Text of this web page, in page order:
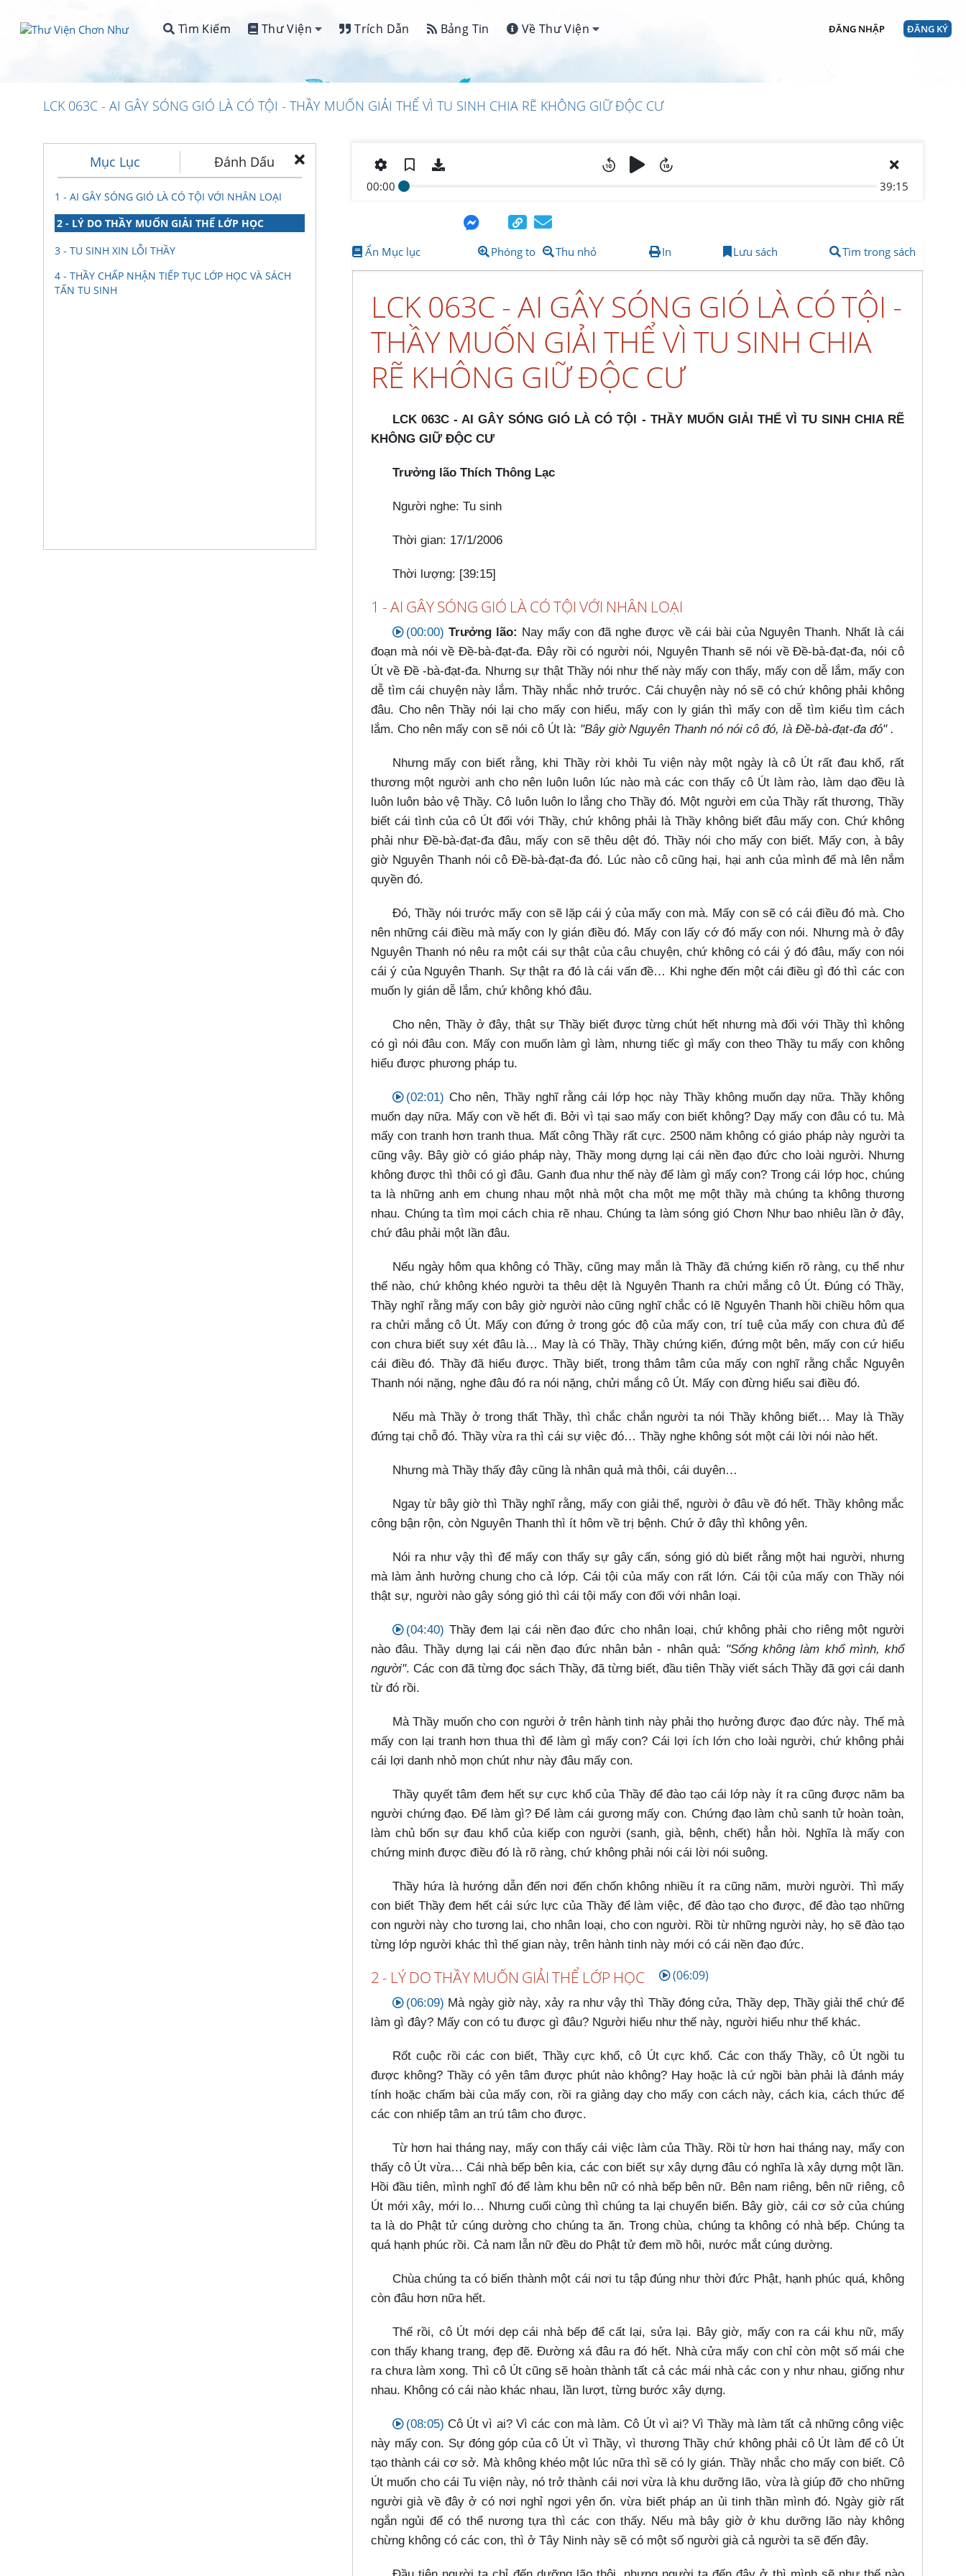
Tìm Kiếm Thư Viện Trích Dẫn Bảng Tin Về Thư Viện ĐĂNG NHẬP ĐĂNG KÝ
LCK 063C - AI GÂY SÓNG GIÓ LÀ CÓ TỘI - THẦY MUỐN GIẢI THỂ VÌ TU SINH CHIA RẼ KHÔNG GIỮ ĐỘC CƯ
Mục Lục Đánh Dấu
1 - AI GÂY SÓNG GIÓ LÀ CÓ TỘI VỚI NHÂN LOẠI
2 - LÝ DO THẦY MUỐN GIẢI THỂ LỚP HỌC
3 - TU SINH XIN LỖI THẦY
4 - THẦY CHẤP NHẬN TIẾP TỤC LỚP HỌC VÀ SÁCH
TẤN TU SINH
00:00 39:15
Ẩn Mục lục Phóng to Thu nhỏ In Lưu sách Tìm trong sách
LCK 063C - AI GÂY SÓNG GIÓ LÀ CÓ TỘI -
THẦY MUỐN GIẢI THỂ VÌ TU SINH CHIA
RẼ KHÔNG GIỮ ĐỘC CƯ
LCK 063C - AI GÂY SÓNG GIÓ LÀ CÓ TỘI - THẦY MUỐN GIẢI THỂ VÌ TU SINH CHIA RẼ
KHÔNG GIỮ ĐỘC CƯ
Trưởng lão Thích Thông Lạc
Người nghe: Tu sinh
Thời gian: 17/1/2006
Thời lượng: [39:15]
1 - AI GÂY SÓNG GIÓ LÀ CÓ TỘI VỚI NHÂN LOẠI
(00:00) Trưởng lão: Nay mấy con đã nghe được về cái bài của Nguyên Thanh. Nhất là cái
đoạn mà nói về Đề-bà-đạt-đa. Đây rồi có người nói, Nguyên Thanh sẽ nói về Đề-bà-đạt-đa, nói cô
Út về Đề -bà-đạt-đa. Nhưng sự thật Thầy nói như thế này mấy con thấy, mấy con dễ lắm, mấy con
dễ tìm cái chuyện này lắm. Thầy nhắc nhở trước. Cái chuyện này nó sẽ có chứ không phải không
đâu. Cho nên Thầy nói lại cho mấy con hiểu, mấy con ly gián thì mấy con dễ tìm kiểu tìm cách
lắm. Cho nên mấy con sẽ nói cô Út là: "Bây giờ Nguyên Thanh nó nói cô đó, là Đề-bà-đạt-đa đó" .
Nhưng mấy con biết rằng, khi Thầy rời khỏi Tu viện này một ngày là cô Út rất đau khổ, rất
thương một người anh cho nên luôn luôn lúc nào mà các con thấy cô Út làm rào, làm dạo đều là
luôn luôn bảo vệ Thầy. Cô luôn luôn lo lắng cho Thầy đó. Một người em của Thầy rất thương, Thầy
biết cái tình của cô Út đối với Thầy, chứ không phải là Thầy không biết đâu mấy con. Chứ không
phải như Đề-bà-đạt-đa đâu, mấy con sẽ thêu dệt đó. Thầy nói cho mấy con biết. Mấy con, à bây
giờ Nguyên Thanh nói cô Đề-bà-đạt-đa đó. Lúc nào cô cũng hại, hại anh của mình để mà lên nắm
quyền đó.
Đó, Thầy nói trước mấy con sẽ lặp cái ý của mấy con mà. Mấy con sẽ có cái điều đó mà. Cho
nên những cái điều mà mấy con ly gián điều đó. Mấy con lấy cớ đó mấy con nói. Nhưng mà ở đây
Nguyên Thanh nó nêu ra một cái sự thật của câu chuyện, chứ không có cái ý đó đâu, mấy con nói
cái ý của Nguyên Thanh. Sự thật ra đó là cái vấn đề…​ Khi nghe đến một cái điều gì đó thì các con
muốn ly gián dễ lắm, chứ không khó đâu.
Cho nên, Thầy ở đây, thật sự Thầy biết được từng chút hết nhưng mà đối với Thầy thì không
có gì nói đâu con. Mấy con muốn làm gì làm, nhưng tiếc gì mấy con theo Thầy tu mấy con không
hiểu được phương pháp tu.
(02:01) Cho nên, Thầy nghĩ rằng cái lớp học này Thầy không muốn dạy nữa. Thầy không
muốn dạy nữa. Mấy con về hết đi. Bởi vì tại sao mấy con biết không? Dạy mấy con đâu có tu. Mà
mấy con tranh hơn tranh thua. Mất công Thầy rất cực. 2500 năm không có giáo pháp này người ta
cũng vậy. Bây giờ có giáo pháp này, Thầy mong dựng lại cái nền đạo đức cho loài người. Nhưng
không được thì thôi có gì đâu. Ganh đua như thế này để làm gì mấy con? Trong cái lớp học, chúng
ta là những anh em chung nhau một nhà một cha một mẹ một thầy mà chúng ta không thương
nhau. Chúng ta tìm mọi cách chia rẽ nhau. Chúng ta làm sóng gió Chơn Như bao nhiêu lần ở đây,
chứ đâu phải một lần đâu.
Nếu ngày hôm qua không có Thầy, cũng may mắn là Thầy đã chứng kiến rõ ràng, cụ thể như
thế nào, chứ không khéo người ta thêu dệt là Nguyên Thanh ra chửi mắng cô Út. Đúng có Thầy,
Thầy nghĩ rằng mấy con bây giờ người nào cũng nghĩ chắc có lẽ Nguyên Thanh hồi chiều hôm qua
ra chửi mắng cô Út. Mấy con đứng ở trong góc độ của mấy con, trí tuệ của mấy con chưa đủ để
con chưa biết suy xét đâu là…​ May là có Thầy, Thầy chứng kiến, đứng một bên, mấy con cứ hiểu
cái điều đó. Thầy đã hiểu được. Thầy biết, trong thâm tâm của mấy con nghĩ rằng chắc Nguyên
Thanh nói nặng, nghe đâu đó ra nói nặng, chửi mắng cô Út. Mấy con đừng hiểu sai điều đó.
Nếu mà Thầy ở trong thất Thầy, thì chắc chắn người ta nói Thầy không biết…​ May là Thầy
đứng tại chỗ đó. Thầy vừa ra thì cái sự việc đó…​ Thầy nghe không sót một cái lời nói nào hết.
Nhưng mà Thầy thấy đây cũng là nhân quả mà thôi, cái duyên…​
Ngay từ bây giờ thì Thầy nghĩ rằng, mấy con giải thể, người ở đâu về đó hết. Thầy không mắc
công bận rộn, còn Nguyên Thanh thì ít hôm về trị bệnh. Chứ ở đây thì không yên.
Nói ra như vậy thì để mấy con thấy sự gây cấn, sóng gió dù biết rằng một hai người, nhưng
mà làm ảnh hưởng chung cho cả lớp. Cái tội của mấy con rất lớn. Cái tội của mấy con Thầy nói
thật sự, người nào gây sóng gió thì cái tội mấy con đối với nhân loại.
(04:40) Thầy đem lại cái nền đạo đức cho nhân loại, chứ không phải cho riêng một người
nào đâu. Thầy dựng lại cái nền đạo đức nhân bản - nhân quả: "Sống không làm khổ mình, khổ
người". Các con đã từng đọc sách Thầy, đã từng biết, đầu tiên Thầy viết sách Thầy đã gợi cái danh
từ đó rồi.
Mà Thầy muốn cho con người ở trên hành tinh này phải thọ hưởng được đạo đức này. Thế mà
mấy con lại tranh hơn thua thì để làm gì mấy con? Cái lợi ích lớn cho loài người, chứ không phải
cái lợi danh nhỏ mọn chút như này đâu mấy con.
Thầy quyết tâm đem hết sự cực khổ của Thầy để đào tạo cái lớp này ít ra cũng được năm ba
người chứng đạo. Để làm gì? Để làm cái gương mấy con. Chứng đạo làm chủ sanh tử hoàn toàn,
làm chủ bốn sự đau khổ của kiếp con người (sanh, già, bệnh, chết) hẳn hòi. Nghĩa là mấy con
chứng minh được điều đó là rõ ràng, chứ không phải nói cái lời nói suông.
Thầy hứa là hướng dẫn đến nơi đến chốn không nhiều ít ra cũng năm, mười người. Thì mấy
con biết Thầy đem hết cái sức lực của Thầy để làm việc, để đào tạo cho được, để đào tạo những
con người này cho tương lai, cho nhân loại, cho con người. Rồi từ những người này, họ sẽ đào tạo
từng lớp người khác thì thế gian này, trên hành tinh này mới có cái nền đạo đức.
2 - LÝ DO THẦY MUỐN GIẢI THỂ LỚP HỌC (06:09)
(06:09) Mà ngày giờ này, xảy ra như vậy thì Thầy đóng cửa, Thầy dẹp, Thầy giải thể chứ để
làm gì đây? Mấy con có tu được gì đâu? Người hiểu như thế này, người hiểu như thế khác.
Rốt cuộc rồi các con biết, Thầy cực khổ, cô Út cực khổ. Các con thấy Thầy, cô Út ngồi tu
được không? Thầy có yên tâm được phút nào không? Hay hoặc là cứ ngồi bàn phải là đánh máy
tính hoặc chấm bài của mấy con, rồi ra giảng dạy cho mấy con cách này, cách kia, cách thức để
các con nhiếp tâm an trú tâm cho được.
Từ hơn hai tháng nay, mấy con thấy cái việc làm của Thầy. Rồi từ hơn hai tháng nay, mấy con
thấy cô Út vừa…​ Cái nhà bếp bên kia, các con biết sự xây dựng đâu có nghĩa là xây dựng một lần.
Hồi đầu tiên, mình nghĩ đó để làm khu bên nữ có nhà bếp bên nữ. Bên nam riêng, bên nữ riêng, cô
Út mới xây, mới lo…​ Nhưng cuối cùng thì chúng ta lại chuyển biến. Bây giờ, cái cơ sở của chúng
ta là do Phật tử cúng dường cho chúng ta ăn. Trong chùa, chúng ta không có nhà bếp. Chúng ta
quá hạnh phúc rồi. Cả nam lẫn nữ đều do Phật tử đem mồ hôi, nước mắt cúng dường.
Chùa chúng ta có biến thành một cái nơi tu tập đúng như thời đức Phật, hạnh phúc quá, không
còn đâu hơn nữa hết.
Thế rồi, cô Út mới dẹp cái nhà bếp để cất lại, sửa lại. Bây giờ, mấy con ra cái khu nữ, mấy
con thấy khang trang, đẹp đẽ. Đường xá đâu ra đó hết. Nhà cửa mấy con chỉ còn một số mái che
ra chưa làm xong. Thì cô Út cũng sẽ hoàn thành tất cả các mái nhà các con y như nhau, giống như
nhau. Không có cái nào khác nhau, lần lượt, từng bước xây dựng.
(08:05) Cô Út vì ai? Vì các con mà làm. Cô Út vì ai? Vì Thầy mà làm tất cả những công việc
này mấy con. Sự đóng góp của cô Út vì Thầy, vì thương Thầy chứ không phải cô Út làm để cô Út
tạo thành cái cơ sở. Mà không khéo một lúc nữa thì sẽ có ly gián. Thầy nhắc cho mấy con biết. Cô
Út muốn cho cái Tu viện này, nó trở thành cái nơi vừa là khu dưỡng lão, vừa là giúp đỡ cho những
người già về đây ở có nơi nghỉ ngơi yên ổn. vừa biết pháp an ủi tinh thần mình đó. Ngày giờ rất
ngắn ngủi để có thể nương tựa thì các con thấy. Nếu mà bây giờ ở khu dưỡng lão này không
chừng không có các con, thì ở Tây Ninh này sẽ có một số người già cả người ta sẽ đến đây.